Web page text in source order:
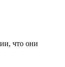
что они